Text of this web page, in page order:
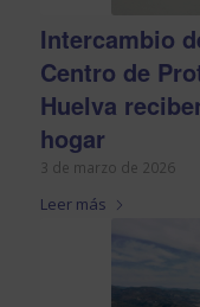
Intercambio
Centro de
Huelva
hogar
3 de marzo de 2026
Leer más